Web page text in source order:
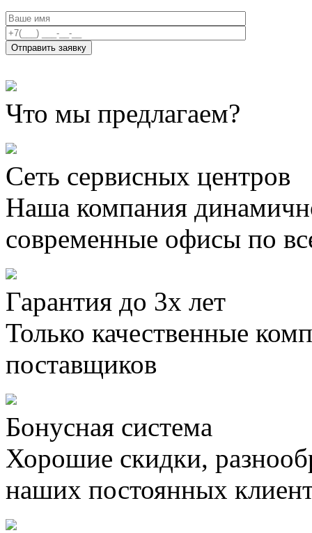
Что мы предлагаем?
Сеть сервисных центров
Наша компания
современные офисы по
Гарантия до 3х лет
Только качественные
поставщиков
Бонусная система
Хорошие скидки,
наших постоянных